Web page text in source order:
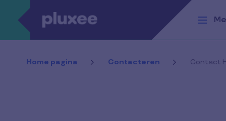
Overslaan en naar de inhoud gaan
Home pagina Contacteren Contact